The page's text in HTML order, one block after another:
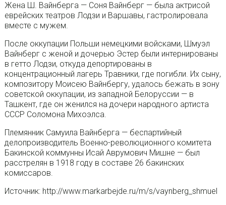
Жена Ш. Вайнберга — Соня Вайнберг — была актрисой
еврейских театров Лодзи и Варшавы, гастролировала
вместе с мужем.
После оккупации Польши немецкими войсками, Шмуэл
Вайнберг с женой и дочерью Эстер были интернированы
в гетто Лодзи, откуда депортированы в
концентрационный лагерь Травники, где погибли. Их сыну,
композитору Моисею Вайнбергу, удалось бежать в зону
советской оккупации, из западной Белоруссии — в
Ташкент, где он женился на дочери народного артиста
СССР Соломона Михоэлса.
Племянник Самуила Вайнберга — беспартийный
делопроизводитель Военно-революционного комитета
Бакинской коммунны Исай Аврумович Мишне — был
расстрелян в 1918 году в составе 26 бакинских
комиссаров.
Источник: http://www.markarbejde.ru/m/s/vaynberg_shmuel